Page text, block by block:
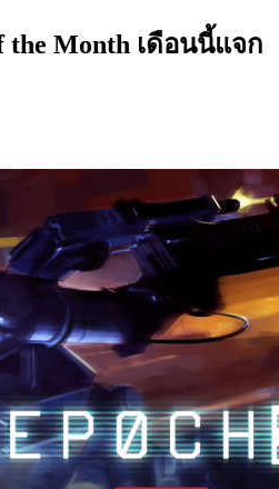
the Month เดือนนี้แจก